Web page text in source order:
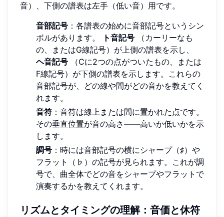
音）、下側の譜表は左手（低い音）用です。
音部記号 ：各譜表の始めに音部記号というシン
ボルがあります。
ト音記号 （カーリーなも
の、またはG線記号）が上側の譜表を示し、
ヘ音記号 （Cに2つの点がついたもの、または
F線記号）が下側の譜表を示します。これらの
音部記号が、どの線や間がどの音かを教えてく
れます。
音符 ：音符は線上または間に置かれた点です。
その垂直位置が音の高さ——高いか低いかを示
します。
調号 ：時には音部記号の横にシャープ（♯）や
フラット（♭）の記号が見られます。これが調
号で、曲全体でどの音をシャープやフラットで
演奏するかを教えてくれます。
リズムとタイミングの理解：音価と休符